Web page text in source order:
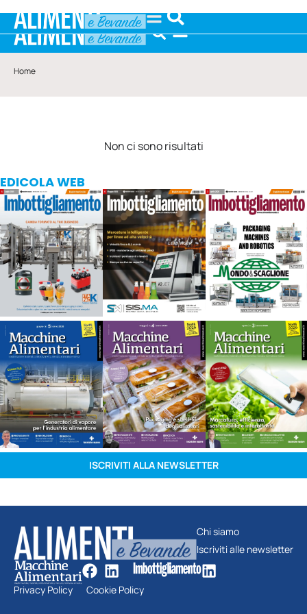
Home
Non ci sono risultati
EDICOLA WEB
ISCRIVITI ALLA NEWSLETTER
Chi siamo
Iscriviti alle newsletter
Privacy Policy Cookie Policy